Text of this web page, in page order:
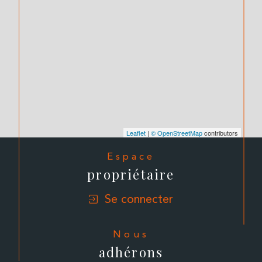
Leaflet | © OpenStreetMapcontributors
Espace
propriétaire
Se connecter
Nous
adhérons